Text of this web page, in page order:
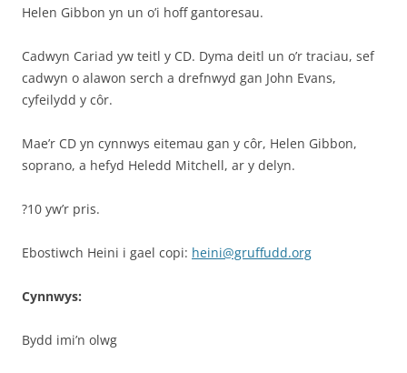
Helen Gibbon yn un o’i hoff gantoresau.
Cadwyn Cariad yw teitl y CD. Dyma deitl un o’r traciau, sef
cadwyn o alawon serch a drefnwyd gan John Evans,
cyfeilydd y côr.
Mae’r CD yn cynnwys eitemau gan y côr, Helen Gibbon,
soprano, a hefyd Heledd Mitchell, ar y delyn.
?10 yw’r pris.
Ebostiwch Heini i gael copi: heini@gruffudd.org
Cynnwys:
Bydd imi’n olwg